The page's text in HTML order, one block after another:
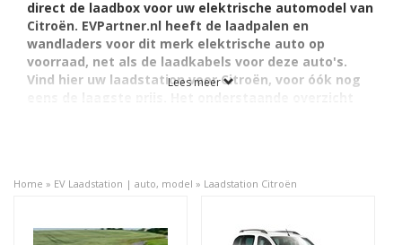
direct de laadbox voor uw elektrische automodel van
Citroën. EVPartner.nl heeft de laadpalen en
wandladers voor dit merk elektrische auto op
voorraad, net als de laadkabels voor deze auto's.
Vind hier uw laadstation voor Citroën, voor óók nog
auto's: de C-Zero, de E-Berlingo Multispace en de e-C4
fase met maximaal 16A.
Lees meer
Home » EV Laadstation | auto, model » Laadstation Citroën